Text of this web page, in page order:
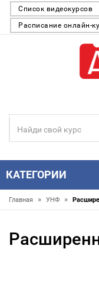
Список видеокурсов
Расписание онлайн-
КАТЕГОРИИ
Главная » УНФ »